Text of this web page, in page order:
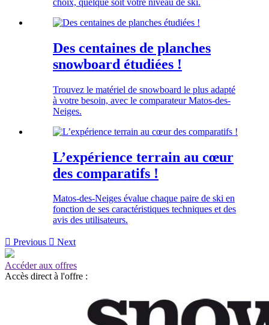
Des centaines de planches
snowboard étudiées !
Trouvez le matériel de snowboard le plus adapté
à votre besoin, avec le comparateur Matos-des-
Neiges.
L’expérience terrain au cœur
des comparatifs !
Matos-des-Neiges évalue chaque paire de ski en
fonction de ses caractéristiques techniques et des
avis des utilisateurs.
 Previous  Next
Accéder aux offres
Accès direct à l'offre :